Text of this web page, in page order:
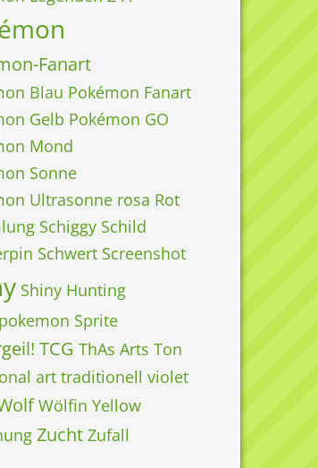
Fanart
Blau Pokémon Fanart
Gelb Pokémon GO
Mond
Sonne
Ultrasonne rosa Rot
Schiggy Schild
Schwert Screenshot
Shiny Hunting
Sprite
TCG ThAs Arts Ton
art traditionell violet
Wölfin Yellow
Zucht Zufall